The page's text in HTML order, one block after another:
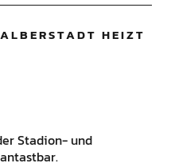
HEIZT
Stadion- und